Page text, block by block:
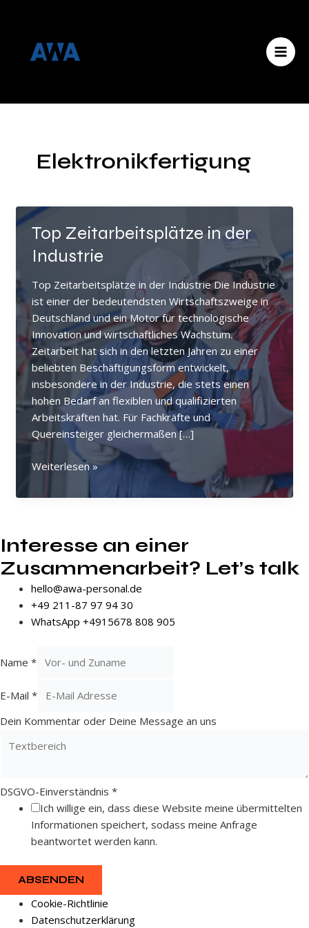
springen
Elektronikfertigung
Top Zeitarbeitsplätze in der
Industrie
Top Zeitarbeitsplätze in der Industrie Die Industrie
ist einer der bedeutendsten Wirtschaftszweige in
Deutschland und ein Motor für technologische
Innovation und wirtschaftliches Wachstum.
Zeitarbeit hat sich in den letzten Jahren zu einer
beliebten Beschäftigungsform entwickelt,
insbesondere in der Industrie, die stets einen
hohen Bedarf an flexiblen und qualifizierten
Arbeitskräften hat. Für Fachkräfte und
Quereinsteiger gleichermaßen […]
Top
Zeitarbeitsplätze
in
Weiterlesen »
Interesse an einer
Zusammenarbeit? Let’s talk
hello@awa-personal.de
+49 211-87 97 94 30
WhatsApp +4915678 808 905
Name *
E-Mail *
Dein Kommentar oder Deine Message an uns
DSGVO-Einverständnis *
Ich willige ein, dass diese Website meine übermittelten
Informationen speichert, sodass meine Anfrage
beantwortet werden kann.
ABSENDEN
Cookie-Richtlinie
Datenschutzerklärung